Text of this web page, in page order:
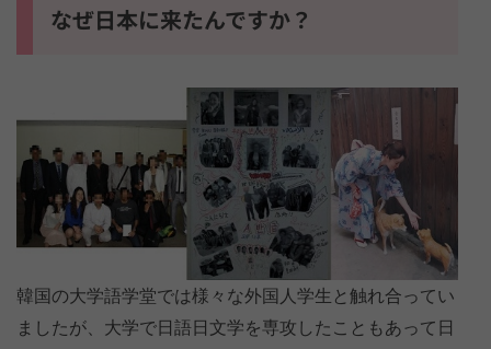
なぜ日本に来たんですか？
韓国の大学語学堂では様々な外国人学生と触れ合ってい
ましたが、大学で日語日文学を専攻したこともあって日